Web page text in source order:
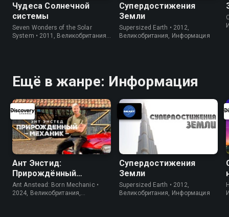
Чудеса Солнечной
системы
Seven Wonders of the Solar
System • 2011, Великобритания,
Супердостижения
Земли
Supersized Earth • 2012,
Великобритания, Информация
Ещё в жанре: Информация
Ант Энстид:
Прирождённый
механик
Ant Anstead: Born Mechanic •
2024, Великобритания,
Супердостижения
Земли
Supersized Earth • 2012,
Великобритания, Информация